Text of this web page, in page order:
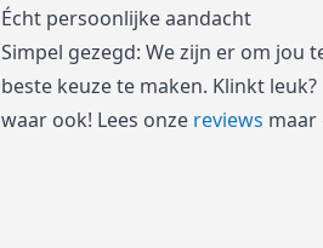
Écht persoonlijke aandacht
Simpel gezegd: We zijn er om jou
beste keuze te maken. Klinkt
waar ook! Lees onze reviews maar